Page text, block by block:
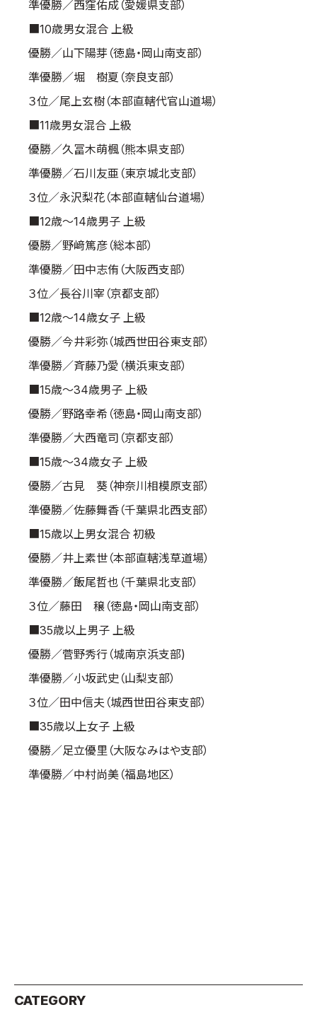
準優勝／西窪佑成（愛媛県支部）
■10歳男女混合 上級
優勝／山下陽芽（徳島・岡山南支部）
準優勝／堀 樹夏（奈良支部）
３位／尾上玄樹（本部直轄代官山道場）
■11歳男女混合 上級
優勝／久冨木萌楓（熊本県支部）
準優勝／石川友亜（東京城北支部）
３位／永沢梨花（本部直轄仙台道場）
■12歳～14歳男子 上級
優勝／野﨑篤彦（総本部）
準優勝／田中志侑（大阪西支部）
３位／長谷川宰（京都支部）
■12歳～14歳女子 上級
優勝／今井彩弥（城西世田谷東支部）
準優勝／斉藤乃愛（横浜東支部）
■15歳～34歳男子 上級
優勝／野路幸希（徳島・岡山南支部）
準優勝／大西竜司（京都支部）
■15歳～34歳女子 上級
優勝／古見 葵（神奈川相模原支部）
準優勝／佐藤舞香（千葉県北西支部）
■15歳以上男女混合 初級
優勝／井上素世（本部直轄浅草道場）
準優勝／飯尾哲也（千葉県北支部）
３位／藤田 穣（徳島・岡山南支部）
■35歳以上男子 上級
優勝／菅野秀行（城南京浜支部)
準優勝／小坂武史（山梨支部）
３位／田中信夫（城西世田谷東支部）
■35歳以上女子 上級
優勝／足立優里（大阪なみはや支部）
準優勝／中村尚美（福島地区）
CATEGORY